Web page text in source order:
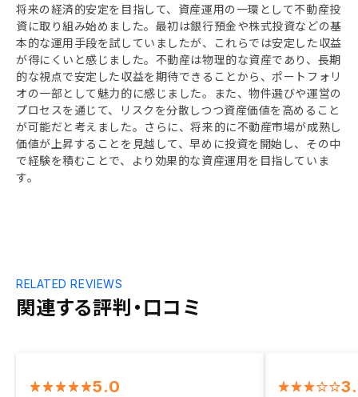
将来の経済的安定を目指して、資産運用の一環として不動産投
資に取り組み始めました。最初は銀行預金や株式投資などの基
本的な運用手段を試していましたが、これらでは安定した収益
が得にくいと感じました。不動産は物理的な資産であり、長期
的な視点で安定した収益を期待できることから、ポートフォリ
オの一部として魅力的に感じました。また、物件選びや運営の
プロセスを通じて、リスクを分散しつつ資産価値を高めること
が可能だと考えました。さらに、将来的に不動産市場が成熟し
価値が上昇することを見越して、早めに投資を開始し、その中
で経験を積むことで、より効果的な資産運用を目指していま
す。
関連する評判・口コミ
RELATED REVIEWS
5.0